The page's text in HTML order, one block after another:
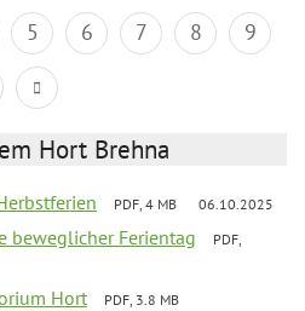
5 6 7 8
9
Hort Brehna
PDF, 4 MB 06.10.2025
beweglicher Ferientag
PDF,
Hort
PDF, 3.8 MB